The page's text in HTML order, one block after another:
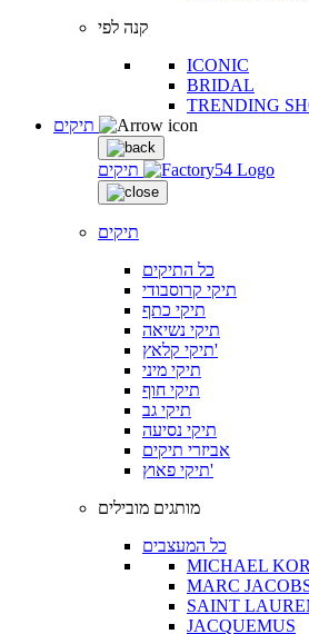
קנה לפי
ICONIC
BRIDAL
TRENDING
תיקים
תיקים
כל התיקים
תיקי קרוסבודי
תיקי כתף
תיקי נשיאה
תיקי קלאץ'
תיקי מיני
תיקי חוף
תיקי גב
תיקי נסיעה
אביזרי תיקים
תיקי פאוץ'
מותגים מובילים
כל המעצבים
MICHAEL
MARC
SAINT
JACQUEMUS